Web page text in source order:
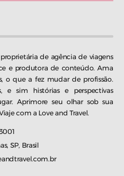
de agência de viagens
e produtora de conteúdo. Ama
o que a fez mudar de profissão.
e sim histórias e perspectivas
Aprimore seu olhar sob sua
com a Love and Travel.
SP, Brasil